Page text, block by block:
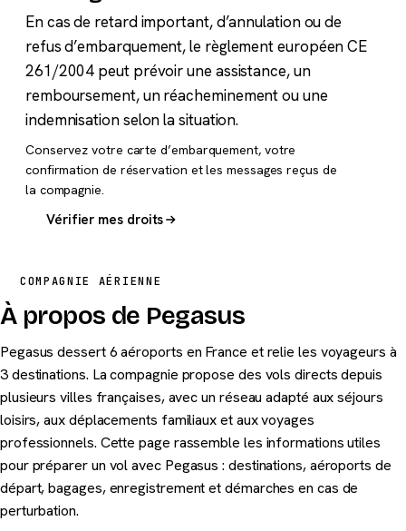
En cas de retard important, d’annulation ou de
refus d’embarquement, le règlement européen CE
261/2004 peut prévoir une assistance, un
remboursement, un réacheminement ou une
indemnisation selon la situation.
Conservez votre carte d’embarquement, votre
confirmation de réservation et les messages reçus de
la compagnie.
Vérifier mes droits
COMPAGNIE AÉRIENNE
À propos de Pegasus
Pegasus dessert 6 aéroports en France et relie les voyageurs à
3 destinations. La compagnie propose des vols directs depuis
plusieurs villes françaises, avec un réseau adapté aux séjours
loisirs, aux déplacements familiaux et aux voyages
professionnels. Cette page rassemble les informations utiles
pour préparer un vol avec Pegasus : destinations, aéroports de
départ, bagages, enregistrement et démarches en cas de
perturbation.